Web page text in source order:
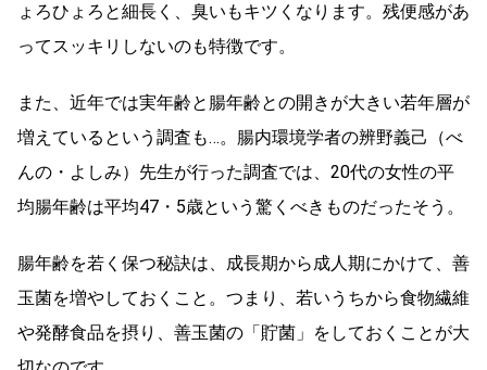
ょろひょろと細長く、臭いもキツくなります。残便感があ
ってスッキリしないのも特徴です。
また、近年では実年齢と腸年齢との開きが大きい若年層が
増えているという調査も…。腸内環境学者の辨野義己（べ
んの・よしみ）先生が行った調査では、20代の女性の平
均腸年齢は平均47・5歳という驚くべきものだったそう。
腸年齢を若く保つ秘訣は、成長期から成人期にかけて、善
玉菌を増やしておくこと。つまり、若いうちから食物繊維
や発酵食品を摂り、善玉菌の「貯菌」をしておくことが大